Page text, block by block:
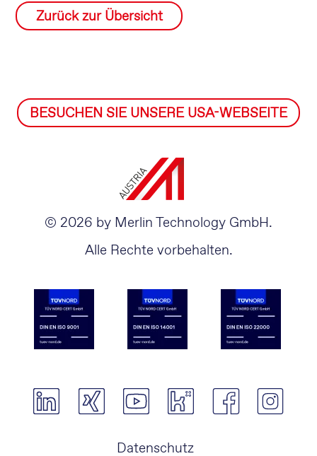
Zurück zur Übersicht
BESUCHEN SIE UNSERE USA-WEBSEITE
© 2026 by Merlin Technology GmbH.
Alle Rechte vorbehalten.
Navigation
Datenschutz